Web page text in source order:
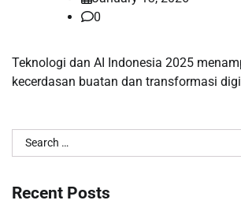
0
Teknologi dan AI Indonesia 2025
kecerdasan buatan dan transformasi
Search
for:
Recent Posts